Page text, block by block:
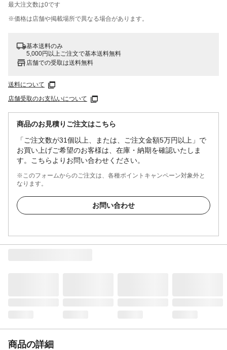
最大注文数は0です
※価格は​店舗や​掲載場所で​異なる​場合が​あります。
基本送料のみ
5,000円以上ご注文で基本送料無料
店舗での受取は送料無料
送料について
店舗受取のお支払いについて
商品のお見積りご注文はこちら
「ご注文数が31個以上、または、ご注文金額5万円以上」で
お買い上げご希望のお客様は、在庫・納期を確認いたしま
す。こちらよりお問い合わせください。
※このフォームからのご注文は、各種ポイントキャンペーン対象外と
なります。
お問い合わせ
商品の詳細